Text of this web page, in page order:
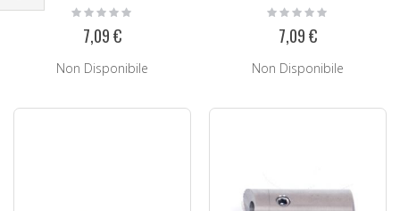
Rating:
0%
7,09 €
Non Disponibile
Rating:
0%
7,09 €
Non Disponibile
Naviga